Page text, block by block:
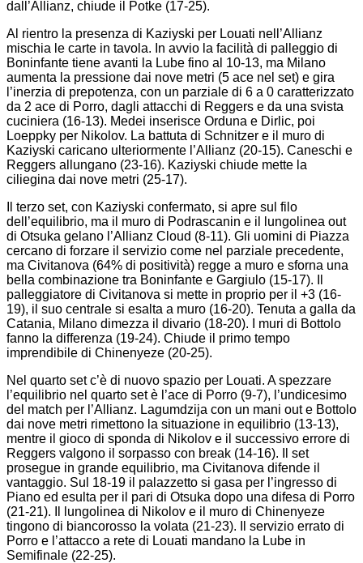
dall’Allianz, chiude il Potke (17-25).
Al rientro la presenza di Kaziyski per Louati nell’Allianz
mischia le carte in tavola. In avvio la facilità di palleggio di
Boninfante tiene avanti la Lube fino al 10-13, ma Milano
aumenta la pressione dai nove metri (5 ace nel set) e gira
l’inerzia di prepotenza, con un parziale di 6 a 0 caratterizzato
da 2 ace di Porro, dagli attacchi di Reggers e da una svista
cuciniera (16-13). Medei inserisce Orduna e Dirlic, poi
Loeppky per Nikolov. La battuta di Schnitzer e il muro di
Kaziyski caricano ulteriormente l’Allianz (20-15). Caneschi e
Reggers allungano (23-16). Kaziyski chiude mette la
ciliegina dai nove metri (25-17).
Il terzo set, con Kaziyski confermato, si apre sul filo
dell’equilibrio, ma il muro di Podrascanin e il lungolinea out
di Otsuka gelano l’Allianz Cloud (8-11). Gli uomini di Piazza
cercano di forzare il servizio come nel parziale precedente,
ma Civitanova (64% di positività) regge a muro e sforna una
bella combinazione tra Boninfante e Gargiulo (15-17). Il
palleggiatore di Civitanova si mette in proprio per il +3 (16-
19), il suo centrale si esalta a muro (16-20). Tenuta a galla da
Catania, Milano dimezza il divario (18-20). I muri di Bottolo
fanno la differenza (19-24). Chiude il primo tempo
imprendibile di Chinenyeze (20-25).
Nel quarto set c’è di nuovo spazio per Louati. A spezzare
l’equilibrio nel quarto set è l’ace di Porro (9-7), l’undicesimo
del match per l’Allianz. Lagumdzija con un mani out e Bottolo
dai nove metri rimettono la situazione in equilibrio (13-13),
mentre il gioco di sponda di Nikolov e il successivo errore di
Reggers valgono il sorpasso con break (14-16). Il set
prosegue in grande equilibrio, ma Civitanova difende il
vantaggio. Sul 18-19 il palazzetto si gasa per l’ingresso di
Piano ed esulta per il pari di Otsuka dopo una difesa di Porro
(21-21). Il lungolinea di Nikolov e il muro di Chinenyeze
tingono di biancorosso la volata (21-23). Il servizio errato di
Porro e l’attacco a rete di Louati mandano la Lube in
Semifinale (22-25).